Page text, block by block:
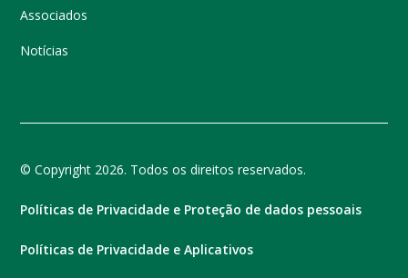
Associados
Notícias
© Copyright 2026. Todos os direitos reservados.
Políticas de Privacidade e Proteção de dados pessoais
Políticas de Privacidade e Aplicativos